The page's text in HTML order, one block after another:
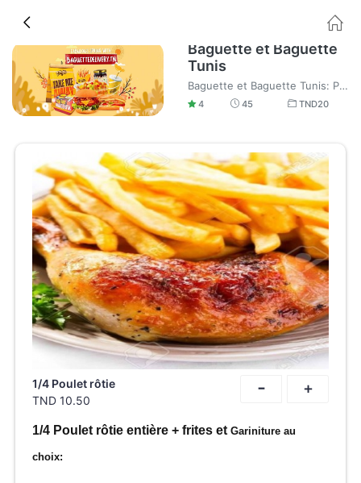
Baguette et Baguette
Tunis
Baguette et Baguette Tunis: Personnel accueillant, endroit chaleureux et bonne nourriture avec livraison à domicile rapide.
4 45 TND20
- +
1/4 Poulet rôtie
TND 10.50
1/4 Poulet rôtie entière + frites etGariniture au
choix: